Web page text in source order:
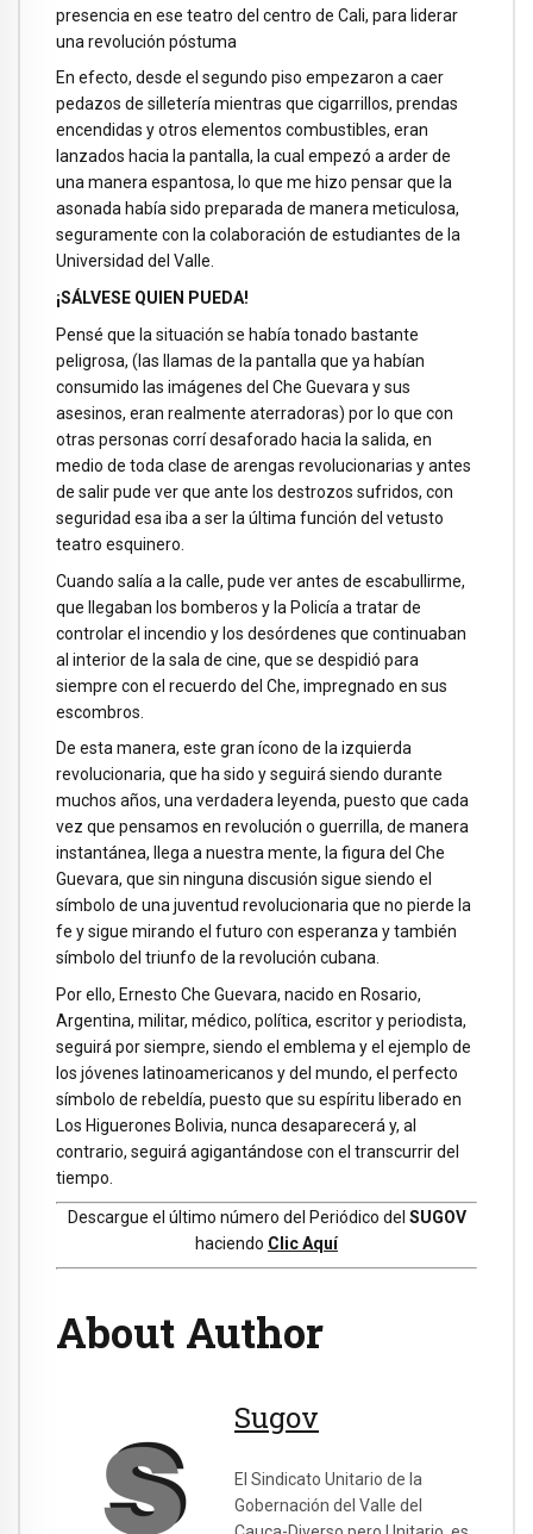
presencia en ese teatro del centro de Cali, para liderar
una revolución póstuma
En efecto, desde el segundo piso empezaron a caer
pedazos de silletería mientras que cigarrillos, prendas
encendidas y otros elementos combustibles, eran
lanzados hacia la pantalla, la cual empezó a arder de
una manera espantosa, lo que me hizo pensar que la
asonada había sido preparada de manera meticulosa,
seguramente con la colaboración de estudiantes de la
Universidad del Valle.
¡SÁLVESE QUIEN PUEDA!
Pensé que la situación se había tonado bastante
peligrosa, (las llamas de la pantalla que ya habían
consumido las imágenes del Che Guevara y sus
asesinos, eran realmente aterradoras) por lo que con
otras personas corrí desaforado hacia la salida, en
medio de toda clase de arengas revolucionarias y antes
de salir pude ver que ante los destrozos sufridos, con
seguridad esa iba a ser la última función del vetusto
teatro esquinero.
Cuando salía a la calle, pude ver antes de escabullirme,
que llegaban los bomberos y la Policía a tratar de
controlar el incendio y los desórdenes que continuaban
al interior de la sala de cine, que se despidió para
siempre con el recuerdo del Che, impregnado en sus
escombros.
De esta manera, este gran ícono de la izquierda
revolucionaria, que ha sido y seguirá siendo durante
muchos años, una verdadera leyenda, puesto que cada
vez que pensamos en revolución o guerrilla, de manera
instantánea, llega a nuestra mente, la figura del Che
Guevara, que sin ninguna discusión sigue siendo el
símbolo de una juventud revolucionaria que no pierde la
fe y sigue mirando el futuro con esperanza y también
símbolo del triunfo de la revolución cubana.
Por ello, Ernesto Che Guevara, nacido en Rosario,
Argentina, militar, médico, política, escritor y periodista,
seguirá por siempre, siendo el emblema y el ejemplo de
los jóvenes latinoamericanos y del mundo, el perfecto
símbolo de rebeldía, puesto que su espíritu liberado en
Los Higuerones Bolivia, nunca desaparecerá y, al
contrario, seguirá agigantándose con el transcurrir del
tiempo.
Descargue el último número del Periódico del SUGOV
haciendo Clic Aquí
About Author
Sugov
El Sindicato Unitario de la
Gobernación del Valle del